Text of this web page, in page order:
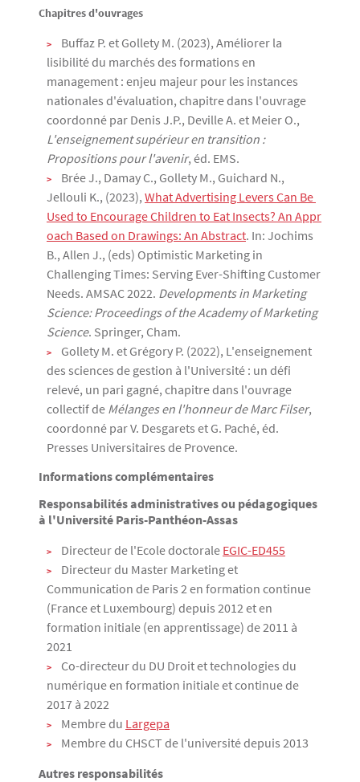
Chapitres d'ouvrages
Buffaz P. et Gollety M. (2023), Améliorer la
lisibilité du marchés des formations en
management : enjeu majeur pour les instances
nationales d'évaluation, chapitre dans l'ouvrage
coordonné par Denis J.P., Deville A. et Meier O.,
L'enseignement supérieur en transition :
Propositions pour l'avenir, éd. EMS.
Brée J., Damay C., Gollety M., Guichard N.,
Jellouli K., (2023), What Advertising Levers Can Be
Used to Encourage Children to Eat Insects? An Appr
oach Based on Drawings: An Abstract. In: Jochims
B., Allen J., (eds) Optimistic Marketing in
Challenging Times: Serving Ever-Shifting Customer
Needs. AMSAC 2022. Developments in Marketing
Science: Proceedings of the Academy of Marketing
Science. Springer, Cham.
Gollety M. et Grégory P. (2022), L'enseignement
des sciences de gestion à l'Université : un défi
relevé, un pari gagné, chapitre dans l'ouvrage
collectif de Mélanges en l'honneur de Marc Filser,
coordonné par V. Desgarets et G. Paché, éd.
Presses Universitaires de Provence.
Informations complémentaires
Responsabilités administratives ou pédagogiques
à l'Université Paris-Panthéon-Assas
Directeur de l'Ecole doctorale EGIC-ED455
Directeur du Master Marketing et
Communication de Paris 2 en formation continue
(France et Luxembourg) depuis 2012 et en
formation initiale (en apprentissage) de 2011 à
2021
Co-directeur du DU Droit et technologies du
numérique en formation initiale et continue de
2017 à 2022
Membre du Largepa
Membre du CHSCT de l'université depuis 2013
Autres responsabilités